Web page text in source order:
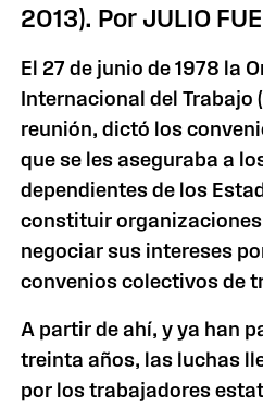
2013). Por JULIO
El 27 de junio de 1978 la
Internacional del Trabajo
reunión, dictó los
que se les aseguraba a
dependientes de los
constituir
negociar sus intereses
convenios colectivos de
A partir de ahí, y ya han
treinta años, las luchas
por los trabajadores